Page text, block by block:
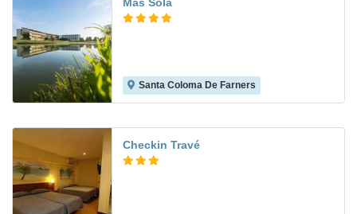
Santa Coloma De Farners
Checkin Travé